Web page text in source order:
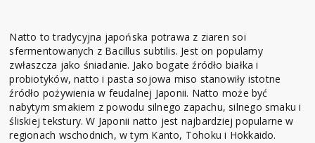
Natto to tradycyjna japońska potrawa z ziaren soi
sfermentowanych z Bacillus subtilis. Jest on popularny
zwłaszcza jako śniadanie. Jako bogate źródło białka i
probiotyków, natto i pasta sojowa miso stanowiły istotne
źródło pożywienia w feudalnej Japonii. Natto może być
nabytym smakiem z powodu silnego zapachu, silnego smaku i
śliskiej tekstury. W Japonii natto jest najbardziej popularne w
regionach wschodnich, w tym Kanto, Tohoku i Hokkaido.